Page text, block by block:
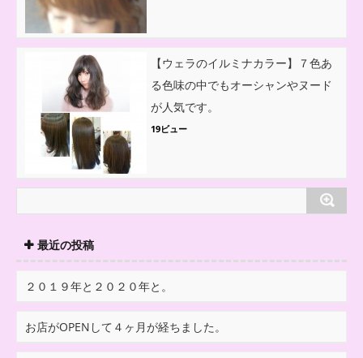
【ウェラのイルミナカラー】７色あ
る色味の中でもオーシャンやヌード
が人気です。
19ビュー
最近の投稿
２０１９年と２０２０年と。
お店がOPENして４ヶ月が経ちました。